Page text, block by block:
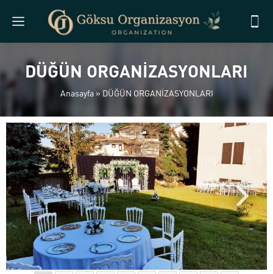
DÜĞÜN ORGANİZASYONLARI
Anasayfa»DÜĞÜN ORGANİZASYONLARI